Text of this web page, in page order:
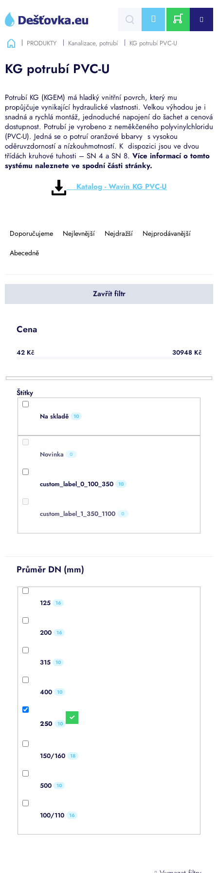
obsah
CZK
NÁKUPNÍ
DomůPRODUKTY Kanalizace, potrubí KG potrubí PVC-U
KG potrubí PVC-U
Potrubí KG (KGEM) má hladký vnitřní povrch, který mu
propůjčuje vynikající hydraulické vlastnosti. Velkou výhodou je i
snadná a rychlá montáž, jednoduché napojení do šachet a cenová
dostupnost. Potrubí je vyrobeno z neměkčeného polyvinylchloridu
(PVC-U). Jedná se o potruí oranžové bbarvy s vysokou
oděruvzdorností a nízkouhmotností. K dispozici jsou ve dvou
třídách kruhové tuhosti – SN 4 a SN 8. Více informací o tomto
systému naleznete ve spodní části stránky.
Katalog - Wavin KG PVC-U
p
o
Doporučujeme Nejlevnější Nejdražší
Nejprodávanější
Abecedně
Zavřít filtr
Cena
42 Kč 30948 Kč
Na skladě 10
Novinka 0
custom_label_0_100_350 10
custom_label_1_350_1100 0
Průměr DN (mm)
125 16
200 16
315 10
400 10
250 10
150/160 18
500 10
100/110 16